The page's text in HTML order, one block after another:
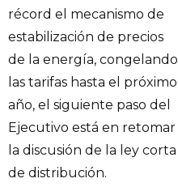
récord el mecanismo de
estabilización de precios
de la energía, congelando
las tarifas hasta el próximo
año, el siguiente paso del
Ejecutivo está en retomar
la discusión de la ley corta
de distribución.